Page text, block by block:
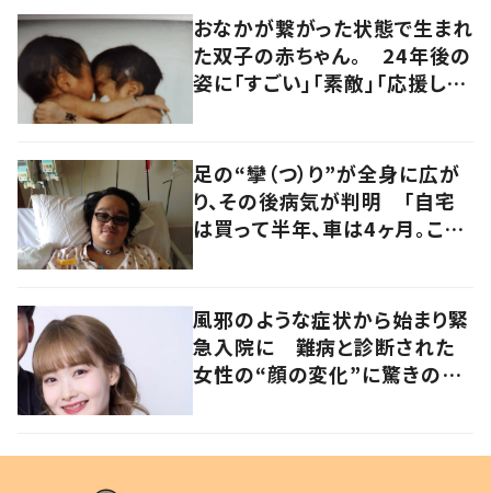
おなかが繋がった状態で生まれ
た双子の赤ちゃん。 24年後の
姿に「すごい」「素敵」「応援して
足の“攣（つ）り”が全身に広が
り、その後病気が判明 「自宅
は買って半年、車は4ヶ月。この
聞いた
風邪のような症状から始まり緊
急入院に 難病と診断された
女性の“顔の変化”に驚きの